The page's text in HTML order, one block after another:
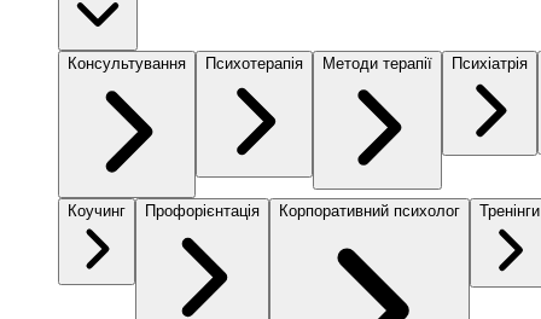
Консультування Психотерапія Методи терапії Психіатрія
Коучинг Профорієнтація Корпоративний психолог Тренінги